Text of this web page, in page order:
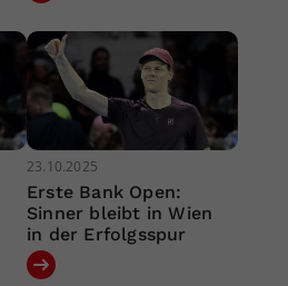
23.10.2025
Erste Bank Open:
Sinner bleibt in Wien
in der Erfolgsspur